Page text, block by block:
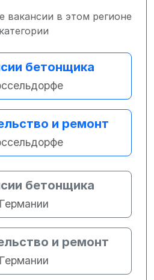
вакансии в этом регионе
бетонщика
и ремонт
бетонщика
и ремонт